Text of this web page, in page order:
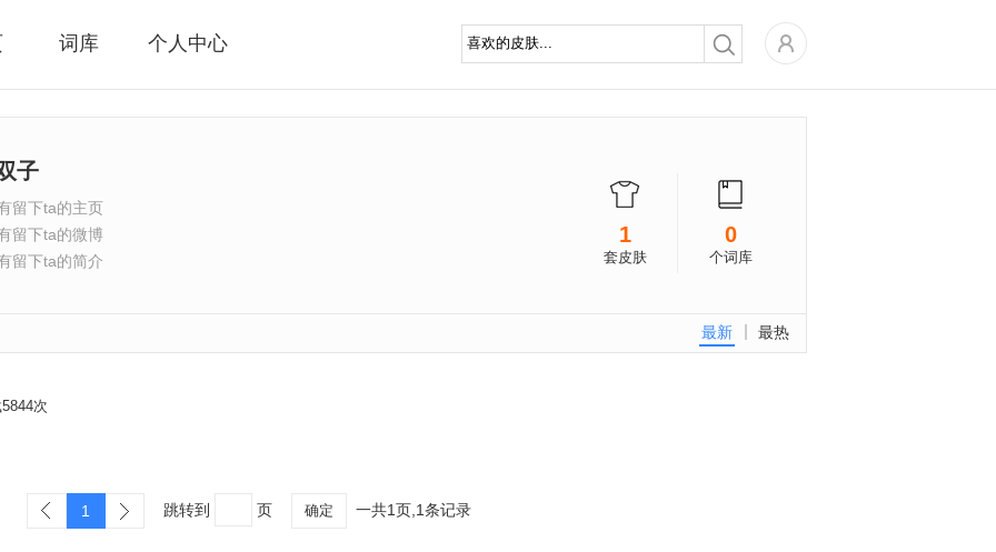
词库 个人中心
1
套皮肤
0
个词库
子
留下ta的主页
留下ta的微博
留下ta的简介
最热
最新
次
1 跳转到 页 确定 一共1页,1条记录